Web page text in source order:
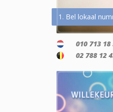
1. Bel lokaal
010 713 18
02 788 12